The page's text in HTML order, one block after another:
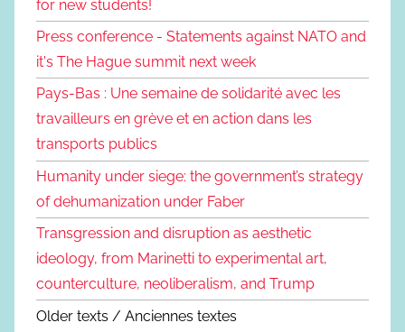
for new students!
Press conference - Statements against NATO and
it's The Hague summit next week
Pays-Bas : Une semaine de solidarité avec les
travailleurs en grève et en action dans les
transports publics
Humanity under siege: the government’s strategy
of dehumanization under Faber
Transgression and disruption as aesthetic
ideology, from Marinetti to experimental art,
counterculture, neoliberalism, and Trump
Older texts / Anciennes textes